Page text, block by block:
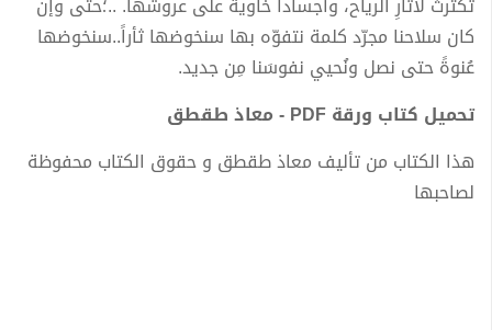
كان سلاحنا مجرّد كلمة نتفوّه بها سنخوضها ثأراً..سنخوضها
عُنوةً حتى نصل ونُحيي نفوسَنا مِن جديد.
تحميل كتاب ورقة PDF - معاذ طقطق
هذا الكتاب من تأليف معاذ طقطق و حقوق الكتاب محفوظة
لصاحبها